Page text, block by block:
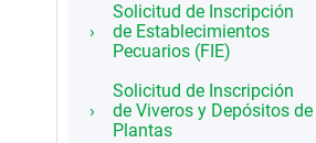
Solicitud de Inscripción
de Establecimientos
Pecuarios (FIE)
Solicitud de Inscripción
de Viveros y Depósitos de
Plantas